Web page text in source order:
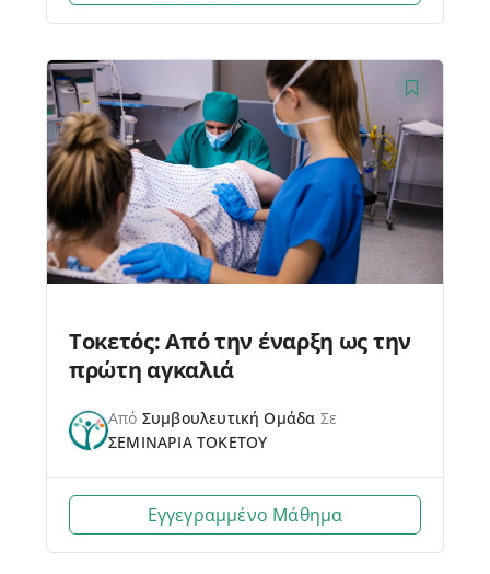
Τοκετός: Από την έναρξη ως την
πρώτη αγκαλιά
Από Συμβουλευτική Ομάδα Σε
ΣΕΜΙΝΑΡΙΑ ΤΟΚΕΤΟΥ
Εγγεγραμμένο Μάθημα